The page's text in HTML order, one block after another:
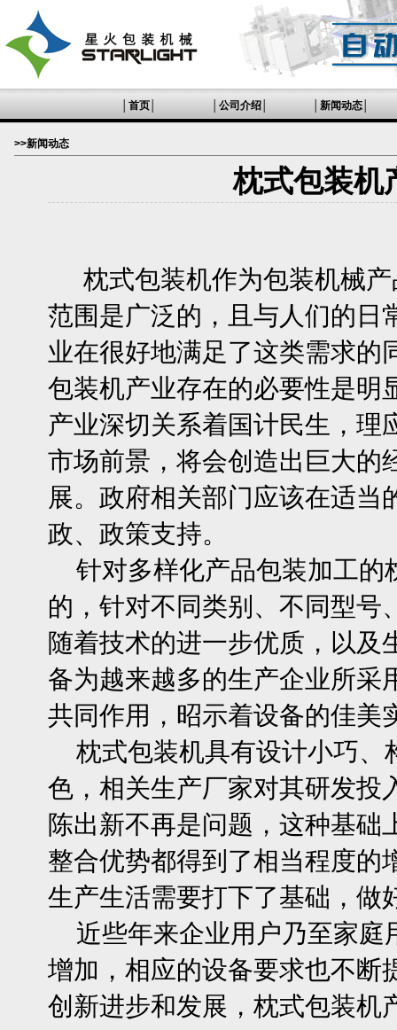
首页 公司介绍 新闻动态
>>新闻动态
枕式包装机
枕式包装机作为包装机械
范围是广泛的，且与人们的日
业在很好地满足了这类需求的
包装机产业存在的必要性是明
产业深切关系着国计民生，理
市场前景，将会创造出巨大的
展。政府相关部门应该在适当
政、政策支持。
针对多样化产品包装加工的
的，针对不同类别、不同型号
随着技术的进一步优质，以及
备为越来越多的生产企业所采
共同作用，昭示着设备的佳美
枕式包装机具有设计小巧、
色，相关生产厂家对其研发投
陈出新不再是问题，这种基础
整合优势都得到了相当程度的
生产生活需要打下了基础，做
近些年来企业用户乃至家庭
增加，相应的设备要求也不断
创新进步和发展，枕式包装机